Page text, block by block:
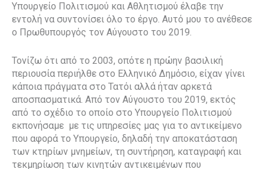
Υπουργείο Πολιτισμού και Αθλητισμού έλαβε την
εντολή να συντονίσει όλο το έργο. Αυτό μου το ανέθεσε
ο Πρωθυπουργός τον Αύγουστο του 2019.
Τονίζω ότι από το 2003, οπότε η πρώην βασιλική
περιουσία περιήλθε στο Ελληνικό Δημόσιο, είχαν γίνει
κάποια πράγματα στο Τατόι αλλά ήταν αρκετά
αποσπασματικά. Από τον Αύγουστο του 2019, εκτός
από το σχέδιο το οποίο στο Υπουργείο Πολιτισμού
εκπονήσαμε με τις υπηρεσίες μας για το αντικείμενο
που αφορά το Υπουργείο, δηλαδή την αποκατάσταση
των κτηρίων μνημείων, τη συντήρηση, καταγραφή και
τεκμηρίωση των κινητών αντικειμένων που